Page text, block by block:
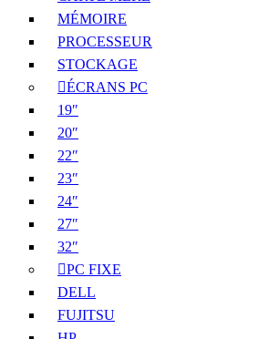
MÉMOIRE
PROCESSEUR
STOCKAGE
ÉCRANS PC
19″
20″
22″
23″
24″
27″
32″
PC FIXE
DELL
FUJITSU